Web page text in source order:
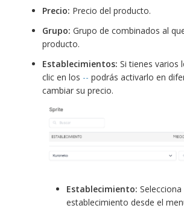
Precio: Precio del producto.
Grupo: Grupo de combinados al
producto.
Establecimientos: Si tienes varios
clic en los -- podrás activarlo en
cambiar su precio.
Establecimiento: Selecciona
establecimiento desde el